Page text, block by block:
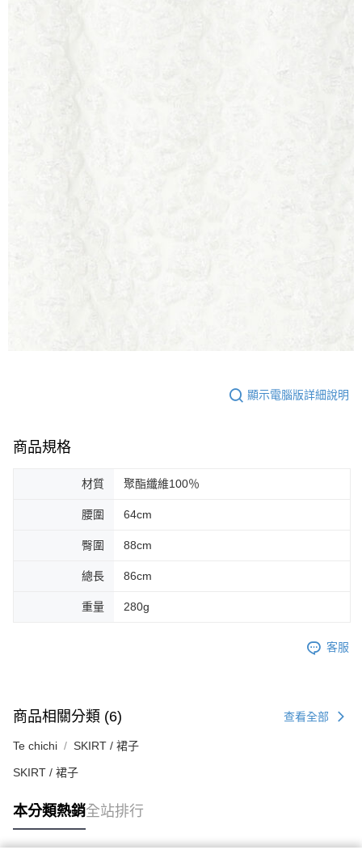
顯示電腦版詳細說明
商品規格
材質 聚酯纖維100％
腰圍 64cm
臀圍 88cm
總長 86cm
重量 280g
客服
商品相關分類 (6) 查看全部
Te chichi SKIRT / 裙子
SKIRT / 裙子
本分類熱銷全站排行